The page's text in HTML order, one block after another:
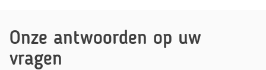
Onze antwoorden op uw
vragen